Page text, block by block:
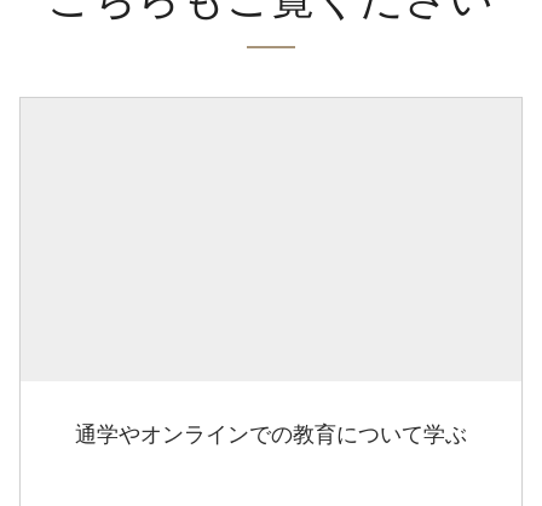
通学やオンラインでの教育について学ぶ